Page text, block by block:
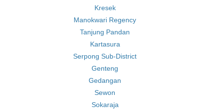
Kresek
Manokwari Regency
Tanjung Pandan
Kartasura
Serpong Sub-District
Genteng
Gedangan
Sewon
Sokaraja